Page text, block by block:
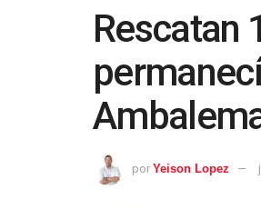
Rescatan
por Yeison Lopez